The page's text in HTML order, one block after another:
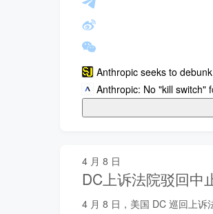
Anthropic seeks to
Anthropic: No "kill switch"
4 月 8 日
DC上诉法院驳回中
4 月 8 日，美国 DC 巡回上诉